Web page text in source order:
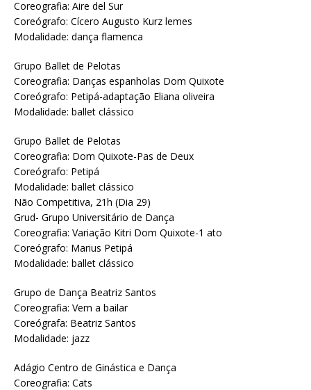
Coreografia: Aire del Sur
Coreógrafo: Cícero Augusto Kurz lemes
Modalidade: dança flamenca
Grupo Ballet de Pelotas
Coreografia: Danças espanholas Dom Quixote
Coreógrafo: Petipá-adaptação Eliana oliveira
Modalidade: ballet clássico
Grupo Ballet de Pelotas
Coreografia: Dom Quixote-Pas de Deux
Coreógrafo: Petipá
Modalidade: ballet clássico
Não Competitiva, 21h (Dia 29)
Grud- Grupo Universitário de Dança
Coreografia: Variação Kitri Dom Quixote-1 ato
Coreógrafo: Marius Petipá
Modalidade: ballet clássico
Grupo de Dança Beatriz Santos
Coreografia: Vem a bailar
Coreógrafa: Beatriz Santos
Modalidade: jazz
Adágio Centro de Ginástica e Dança
Coreografia: Cats